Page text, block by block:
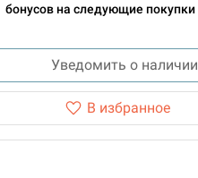
бонусов на следующие покупки
Уведомить о наличии
В избранное